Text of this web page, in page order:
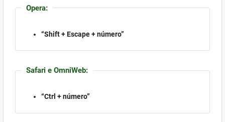
Opera:
“Shift + Escape + número”
Safari e OmniWeb:
“Ctrl + número”